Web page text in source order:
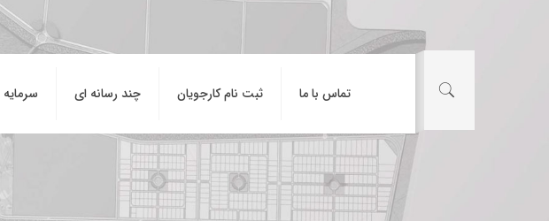
چند رسانه ای ثبت نام کارجویان تماس با ما